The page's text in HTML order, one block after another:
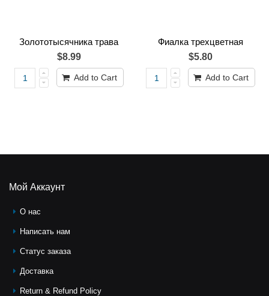
Золототысячника трава
$8.99
Add to Cart
Фиалка трехцветная
$5.80
Add to Cart
Мой Аккаунт
О нас
Написать нам
Статус заказа
Доставка
Return & Refund Policy